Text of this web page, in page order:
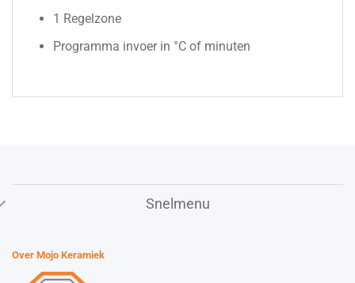
1 Regelzone
Programma invoer in °C of minuten
Snelmenu
Over Mojo Keramiek